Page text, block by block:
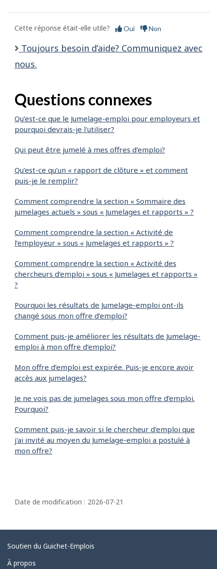
Cette réponse était-elle utile? Oui Non
Toujours besoin d’aide? Communiquez avec
nous.
Questions connexes
Qu’est-ce que le Jumelage-emploi pour employeurs et
pourquoi devrais-je l'utiliser?
Qui peut être jumelé à mes offres d’emploi?
Qu’est-ce qu’un « rapport de clôture » et comment
puis-je le remplir?
Comment comprendre la section « Sommaire des
jumelages actuels » sous « Jumelages et rapports » ?
Comment comprendre la section « Activité de
l’employeur » sous « Jumelages et rapports » ?
Comment comprendre la section « Activité des
chercheurs d’emploi » sous « Jumelages et rapports »
?
Pourquoi les résultats de Jumelage-emploi ont-ils
changé sous mon offre d’emploi?
Comment puis-je améliorer les résultats de Jumelage-
emploi à mon offre d’emploi?
Mon offre d’emploi est expirée. Puis-je encore avoir
accès aux jumelages?
Je ne vois pas de jumelages sous mon offre d’emploi.
Pourquoi?
Comment puis-je savoir si le chercheur d'emploi que
j'ai invité au moyen du Jumelage-emploi a postulé à
mon offre?
é
a
i
l
Date de modification : 2026-07-21
Liens
connexes
Soutien du Guichet-Emplois
À propos